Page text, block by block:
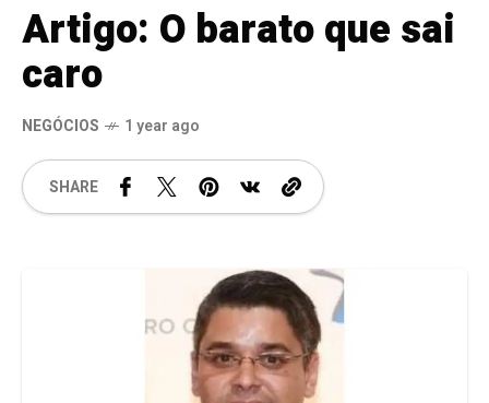
Artigo: O barato que sai
caro
NEGÓCIOS 1 year ago
SHARE